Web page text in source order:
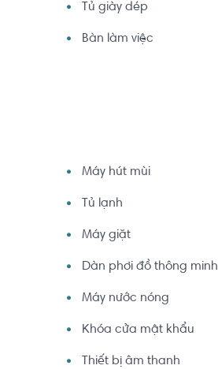
Tủ giày dép
Bàn làm việc
Máy hút mùi
Tủ lạnh
Máy giặt
Dàn phơi đồ thông minh
Máy nước nóng
Khóa cửa mật khẩu
Thiết bị âm thanh